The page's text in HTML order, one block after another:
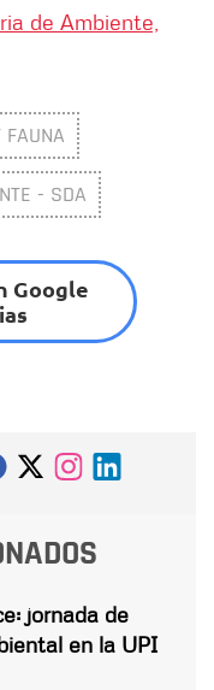
de Ambiente,
FAUNA
- SDA
Google
jornada de
en la UPI